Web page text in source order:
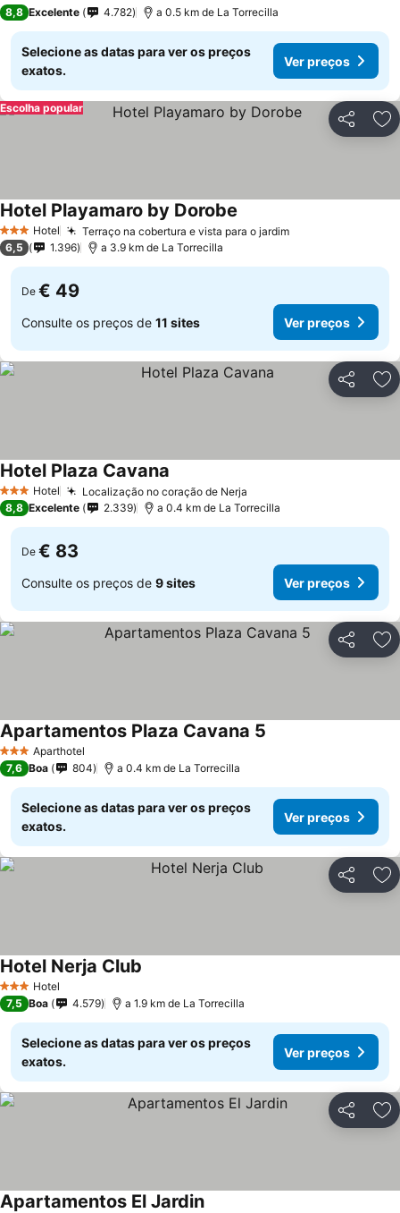
8,8 Excelente 4.782 a 0.5 km de La Torrecilla
Selecione as datas para ver os preços
exatos.
Ver preços
Partilhar
Escolha popular
3 EstrelasHotel Terraço na cobertura e vista para o jardim
Hotel Playamaro by Dorobe
6,5 1.396 a 3.9 km de La Torrecilla
De € 49
Consulte os preços de 11 sites Ver preços
Partilhar
3 EstrelasHotel Localização no coração de Nerja
Hotel Plaza Cavana
8,8 Excelente 2.339 a 0.4 km de La Torrecilla
De € 83
Consulte os preços de 9 sites Ver preços
Partilhar
3 EstrelasAparthotel
Apartamentos Plaza Cavana 5
7,6 Boa 804 a 0.4 km de La Torrecilla
Selecione as datas para ver os preços
exatos.
Ver preços
Partilhar
3 EstrelasHotel
Hotel Nerja Club
7,5 Boa 4.579 a 1.9 km de La Torrecilla
Selecione as datas para ver os preços
exatos.
Ver preços
Partilhar
Apartamentos El Jardin